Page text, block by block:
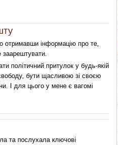
інформацію про те,
політичний притулок у будь-якій
бути щасливою зі своєю
І для цього у мене є вагомі
та послухала ключові